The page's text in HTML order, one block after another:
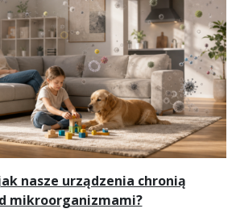
nasze urządzenia chronią
mikroorganizmami?